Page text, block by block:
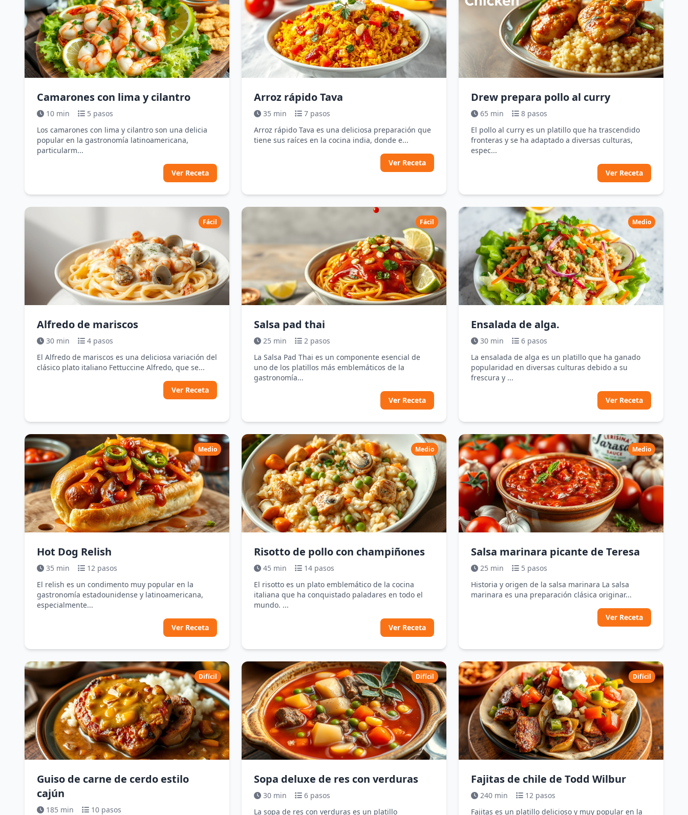
Camarones con lima y cilantro
10 min
5 pasos
Los camarones con lima y cilantro son una delicia
popular en la gastronomía latinoamericana,
particularm...
Ver Receta
Arroz rápido Tava
35 min
7 pasos
Arroz rápido Tava es una deliciosa preparación que
tiene sus raíces en la cocina india, donde e...
Ver Receta
Drew prepara pollo al curry
65 min
8 pasos
El pollo al curry es un platillo que ha trascendido
fronteras y se ha adaptado a diversas culturas,
espec...
Ver Receta
Fácil
Alfredo de mariscos
30 min
4 pasos
El Alfredo de mariscos es una deliciosa variación del
clásico plato italiano Fettuccine Alfredo, que se...
Ver Receta
Fácil
Salsa pad thai
25 min
2 pasos
La Salsa Pad Thai es un componente esencial de
uno de los platillos más emblemáticos de la
gastronomía...
Ver Receta
Medio
Ensalada de alga.
30 min
6 pasos
La ensalada de alga es un platillo que ha ganado
popularidad en diversas culturas debido a su
frescura y ...
Ver Receta
Medio
Hot Dog Relish
35 min
12 pasos
El relish es un condimento muy popular en la
gastronomía estadounidense y latinoamericana,
especialmente...
Ver Receta
Medio
Risotto de pollo con champiñones
45 min
14 pasos
El risotto es un plato emblemático de la cocina
italiana que ha conquistado paladares en todo el
mundo. ...
Ver Receta
Medio
Salsa marinara picante de Teresa
25 min
5 pasos
Historia y origen de la salsa marinara La salsa
marinara es una preparación clásica originar...
Ver Receta
Difícil
Guiso de carne de cerdo estilo
cajún
185 min 10 pasos
Difícil
Sopa deluxe de res con verduras
30 min
6 pasos
La sopa de res con verduras es un platillo
Difícil
Fajitas de chile de Todd Wilbur
240 min
12 pasos
Fajitas es un platillo delicioso y muy popular en la